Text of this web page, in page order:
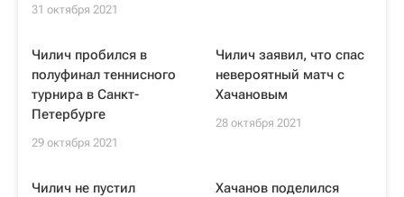
31 октября 2021
Чилич пробился в
полуфинал теннисного
турнира в Санкт-
Петербурге
29 октября 2021
Чилич заявил, что спас
невероятный матч с
Хачановым
28 октября 2021
Чилич не пустил
Хачанов поделился